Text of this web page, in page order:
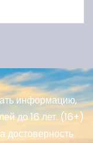
информацию,
до 16 лет. (16+)
достоверность